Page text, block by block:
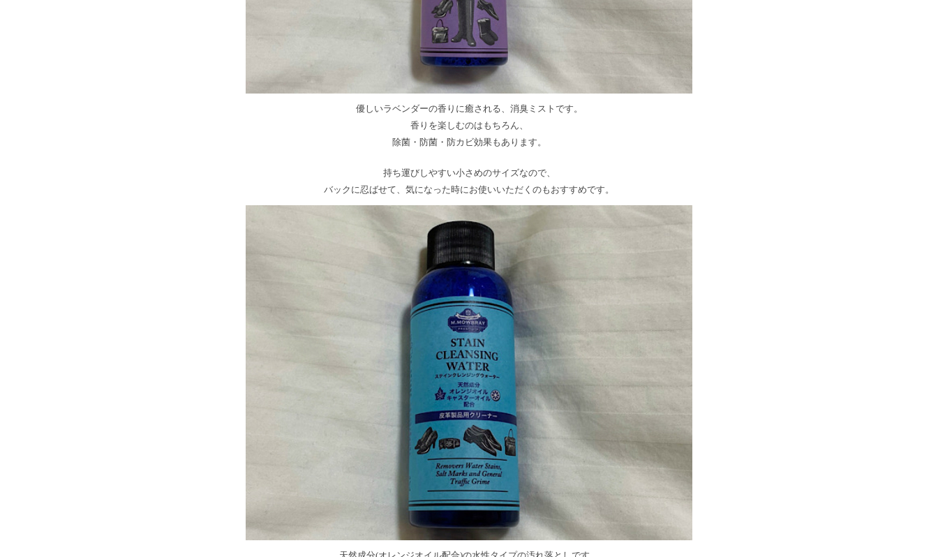
優しいラベンダーの香りに癒される、消臭ミストです。
香りを楽しむのはもちろん、
除菌・防菌・防カビ効果もあります。
持ち運びしやすい小さめのサイズなので、
バックに忍ばせて、気になった時にお使いいただくのもおすすめです。